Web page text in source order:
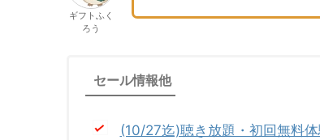
ギフトふく
ろう
セール情報他
(10/27迄)聴き放題・初回無料